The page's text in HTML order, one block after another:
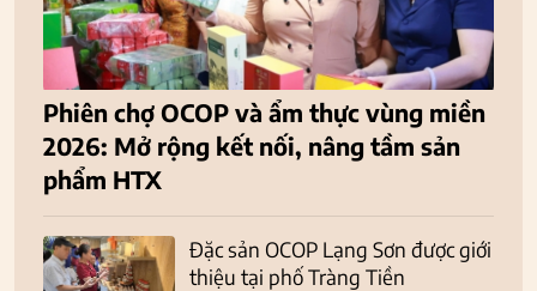
Phiên chợ OCOP và ẩm thực vùng miền
2026: Mở rộng kết nối, nâng tầm sản
phẩm HTX
Đặc sản OCOP Lạng Sơn được giới
thiệu tại phố Tràng Tiền